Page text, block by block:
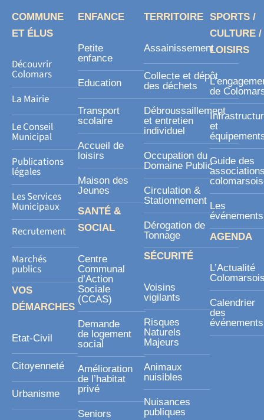
s
r
COMMUNE
ET ÉLUS
Découvrir
Colomars
La Mairie
Le Conseil
Municipal
Publications
légales
Les Services
Municipaux
Recrutement
Marchés
publics
VOS
DÉMARCHES
Etat-Civil
Citoyenneté
Urbanisme
ENFANCE
Petite
enfance
Education
Transport
scolaire
Accueil de
loisirs
Maison des
Jeunes
SANTÉ &
SOCIAL
Centre
Communal
d’Action
Sociale
(CCAS)
Demande
de logement
social
Amélioration
de l’habitat
privé
Seniors
TERRITOIRE
Assainissement
Collecte et dépôt
des déchets
Débroussaillement
et entretien
individuel
Occupation du
Domaine Public
Circulation &
Stationnement
Dérogation de
Tonnage
SÉCURITÉ
Voisins
vigilants
Risques
Naturels
Majeurs
Animaux
nuisibles
Nuisances
publiques
SPORTS /
CULTURE /
LOISIRS
de
et
Guide des
Les
événements
AGENDA
L’Actualité
Calendrier
des
événements